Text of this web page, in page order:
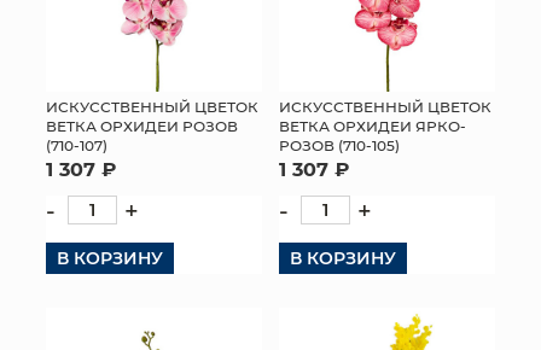
ПРЕДМЕТЫ ИНТЕРЬЕРА
МЯГКИЕ ИГРУШКИ
КОРЗИНЫ
ИСКУССТВЕННЫЙ ЦВЕТОК
ВЕТКА ОРХИДЕИ РОЗОВ
(710-107)
1 307 ₽
- +
В КОРЗИНУ
ИСКУССТВЕННЫЙ ЦВЕТОК
ВЕТКА ОРХИДЕИ ЯРКО-
РОЗОВ (710-105)
1 307 ₽
- +
В КОРЗИНУ